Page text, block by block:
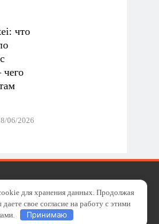
что
06/2026
2014 -
By
для хранения данных. Продолжая
свое согласие на работу с этими
Принимаю